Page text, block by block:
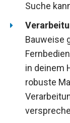
Suche
Bauweise
in deinem
robuste